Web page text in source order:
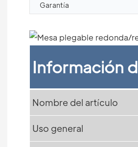
Garantía
Información
Nombre del artículo
Uso general